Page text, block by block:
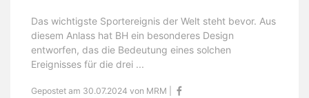
Das wichtigste Sportereignis der Welt steht bevor. Aus
diesem Anlass hat BH ein besonderes Design
entworfen, das die Bedeutung eines solchen
Ereignisses für die drei ...
Gepostet am 30.07.2024 von MRM |